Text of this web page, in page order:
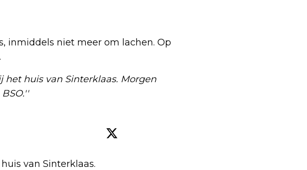
inmiddels niet meer om lachen. Op
het huis van Sinterklaas. Morgen
van Sinterklaas.